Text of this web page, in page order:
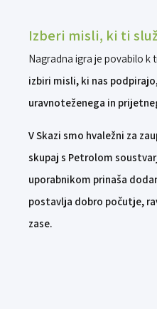
Izberi misli, ki ti
Nagradna igra je povabilo k
izbiri misli, ki nas
uravnoteženega in
V Skazi smo hvaležni za
skupaj s Petrolom
uporabnikom prinaša
postavlja dobro počutje,
zase.